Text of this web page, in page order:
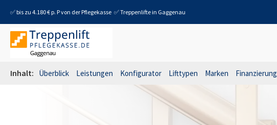
✅ bis zu 4.180 € p. P von der Pflegekasse ✅ Treppenlifte in Gaggenau
Inhalt: Überblick Leistungen Konfigurator Lifttypen Marken Finanzierung